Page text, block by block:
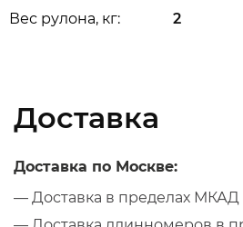
Вес рулона, кг: 2
Доставка
Доставка по Москве:
— Доставка в пределах МКАД